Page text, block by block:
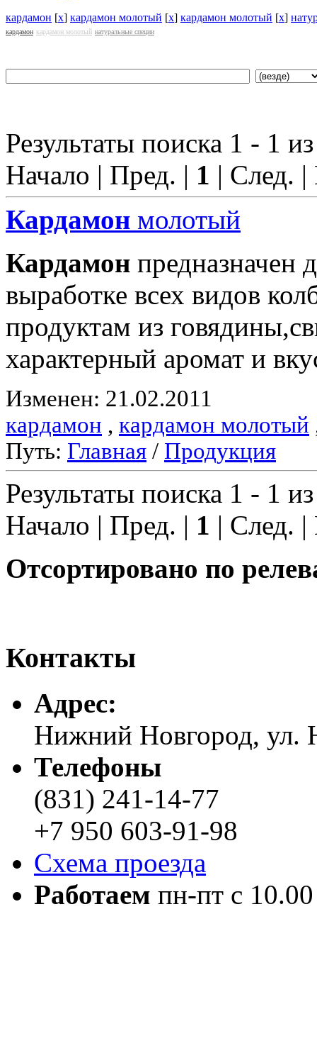
кардамон [x] кардамон молотый [x] кардамон молотый [x]
кардамон кардамон молотый натуральные специи
Результаты поиска 1 - 1
Начало | Пред. | 1 | След.
Кардамон молотый
Кардамон предназначен
выработке всех видов
продуктам из
характерный аромат и
Изменен: 21.02.2011
кардамон , кардамон молотый
Путь: Главная / Продукция
Результаты поиска 1 - 1
Начало | Пред. | 1 | След.
Отсортировано по
Контакты
Адреc:
Нижний Новгород, ул.
Телефоны
(831) 241-14-77
+7 950 603-91-98
Схема проезда
Работаем пн-пт с